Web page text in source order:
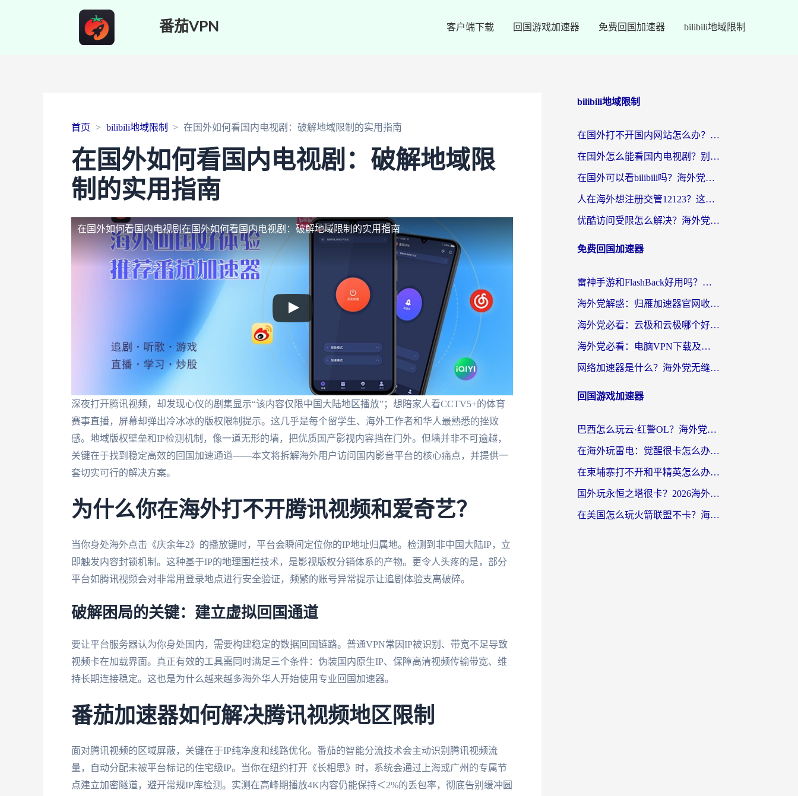
番茄VPN 客户端下载 回国游戏加速器 免费回国加速器 bilibili地域限制
首页 bilibili地域限制 在国外如何看国内电视剧：破解地域限制的实用指南
在国外如何看国内电视剧：破解地域限
制的实用指南
在国外如何看国内电视剧在国外如何看国内电视剧：破解地域限制的实用指南
深夜打开腾讯视频，却发现心仪的剧集显示“该内容仅限中国大陆地区播放”；想陪家人看CCTV5+的体育
赛事直播，屏幕却弹出冷冰冰的版权限制提示。这几乎是每个留学生、海外工作者和华人最熟悉的挫败
感。地域版权壁垒和IP检测机制，像一道无形的墙，把优质国产影视内容挡在门外。但墙并非不可逾越，
关键在于找到稳定高效的回国加速通道——本文将拆解海外用户访问国内影音平台的核心痛点，并提供一
套切实可行的解决方案。
为什么你在海外打不开腾讯视频和爱奇艺？
当你身处海外点击《庆余年2》的播放键时，平台会瞬间定位你的IP地址归属地。检测到非中国大陆IP，立
即触发内容封锁机制。这种基于IP的地理围栏技术，是影视版权分销体系的产物。更令人头疼的是，部分
平台如腾讯视频会对非常用登录地点进行安全验证，频繁的账号异常提示让追剧体验支离破碎。
破解困局的关键：建立虚拟回国通道
要让平台服务器认为你身处国内，需要构建稳定的数据回国链路。普通VPN常因IP被识别、带宽不足导致
视频卡在加载界面。真正有效的工具需同时满足三个条件：伪装国内原生IP、保障高清视频传输带宽、维
持长期连接稳定。这也是为什么越来越多海外华人开始使用专业回国加速器。
番茄加速器如何解决腾讯视频地区限制
面对腾讯视频的区域屏蔽，关键在于IP纯净度和线路优化。番茄的智能分流技术会主动识别腾讯视频流
量，自动分配未被平台标记的住宅级IP。当你在纽约打开《长相思》时，系统会通过上海或广州的专属节
点建立加密隧道，避开常规IP库检测。实测在高峰期播放4K内容仍能保持＜2%的丢包率，彻底告别缓冲圆
bilibili地域限制
在国外打不开国内网站怎么办？海外华人亲测的回国加速器选择指南
在国外怎么能看国内电视剧？别再踩坑！这篇给你真实解决方案
在国外可以看bilibili吗？海外党追剧看番的终极解决方案来了
人在海外想注册交管12123？这篇攻略帮你搞定（附回国加速神器）
优酷访问受限怎么解决？海外党亲测有效的回国加速方案
免费回国加速器
雷神手游和FlashBack好用吗？海外党亲测指南，避开破解版坑轻松访问国内资源
海外党解惑：归雁加速器官网收费吗？+3个回国加速问题的真实答案
海外党必看：云极和云极哪个好？3分钟选对回国加速器，无缝访问国内资源
海外党必看：电脑VPN下载及回国加速器选择指南——无缝访问国内资源不再难
网络加速器是什么？海外党无缝刷剧、看NBA的实用指南
回国游戏加速器
巴西怎么玩云·红警OL？海外党国服游戏加速终极攻略（附非洲逆水寒&天下山海低延迟技巧）
在海外玩雷电：觉醒很卡怎么办？2026终极指南帮你告别延迟与卡顿
在柬埔寨打不开和平精英怎么办？海外党必看的国服游戏加速终极指南
国外玩永恒之塔很卡？2026海外党国服游戏加速器终极指南（附街头篮球坦克世界实测）
在美国怎么玩火箭联盟不卡？海外玩家国服游戏加速终极指南（附明日方舟美版王者荣耀优化技巧）